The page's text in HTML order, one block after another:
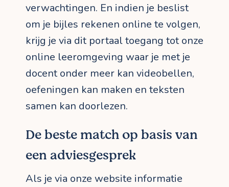
verwachtingen. En indien je beslist
om je bijles rekenen online te volgen,
krijg je via dit portaal toegang tot onze
online leeromgeving waar je met je
docent onder meer kan videobellen,
oefeningen kan maken en teksten
samen kan doorlezen.
De beste match op basis van
een adviesgesprek
Als je via onze website informatie